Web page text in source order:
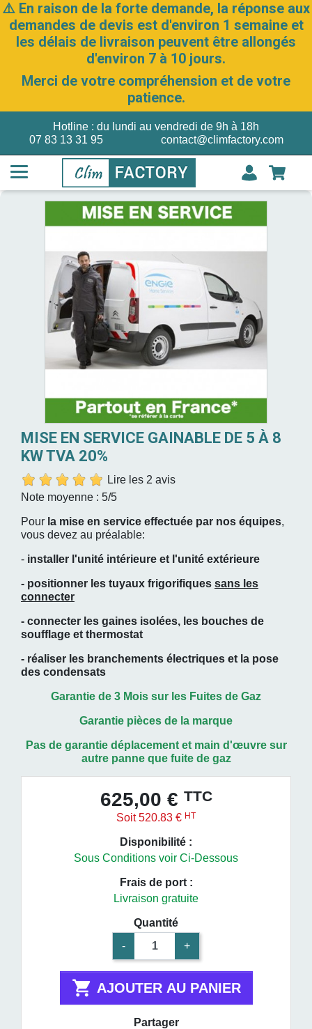
⚠️ En raison de la forte demande, la réponse aux
demandes de devis est d'environ 1 semaine et
les délais de livraison peuvent être allongés
d'environ 7 à 10 jours.
Merci de votre compréhension et de votre
patience.
07 83 13 31 95
Hotline : du lundi au vendredi de 9h à 18h
contact@climfactory.com
MISE EN SERVICE GAINABLE DE 5 À 8
KW TVA 20%
Lire les 2 avis
Note moyenne : 5/5
Pour la mise en service effectuée par nos équipes,
vous devez au préalable:
- installer l'unité intérieure et l'unité extérieure
- positionner les tuyaux frigorifiques sans les
connecter
- connecter les gaines isolées, les bouches de
soufflage et thermostat
- réaliser les branchements électriques et la pose
des condensats
Garantie de 3 Mois sur les Fuites de Gaz
Garantie pièces de la marque
Pas de garantie déplacement et main d'œuvresur
autre panne que fuite de gaz
625,00 € TTC
Soit 520.83 € HT
Disponibilité :
Sous Conditions voir Ci-Dessous
Frais de port :
Livraison gratuite
Quantité
-
+
 AJOUTER AU PANIER
Partager